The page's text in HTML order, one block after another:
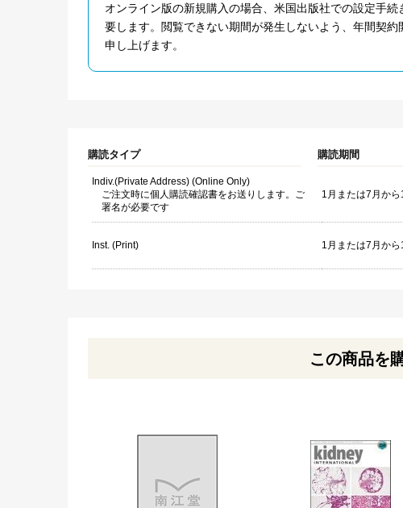
オンライン版の新規購入の場合、米国出版社での設定手
要します。閲覧できない期間が発生しないよう、年間契
申し上げます。
購読タイプ 購読期間
Indiv.(Private Address) (Online Only)
ご注文時に個人購読確認書をお送りします。ご
署名が必要です
1月または7月から
Inst. (Print) 1月または7月から
この商品を